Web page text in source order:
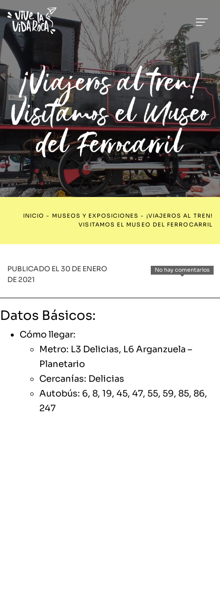
¡Viajeros al tren!
Visitamos el Museo
del Ferrocarril
INICIO - MUSEOS Y EXPOSICIONES -
¡VIAJEROS AL TREN!
VISITAMOS EL MUSEO DEL FERROCARRIL
No hay comentarios
PUBLICADO EL 30 DE ENERO
DE 2021
Datos Básicos:
Cómo llegar:
Metro: L3 Delicias, L6 Arganzuela –
Planetario
Cercanías: Delicias
Autobús: 6, 8, 19, 45, 47, 55, 59, 85, 86,
247